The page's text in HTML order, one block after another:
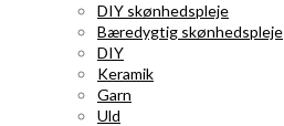
DIY skønhedspleje
Bæredygtig skønhedspleje
DIY
Keramik
Garn
Uld